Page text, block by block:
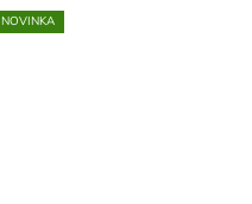
NOVINKA